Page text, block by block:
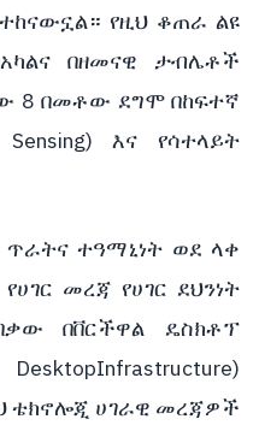
የዚህ ቆጠራ ልዩ
በዘመናዊ ታብሌቶች
8 በመቶው ደግሞ በከፍተኛ
እና የሳተላይት
ጥራትና ተዓማኒነት ወደ ላቀ
መረጃ የሀገር ደህንነት
በቨርችዋል ዴስክቶፕ
ቴክኖሎጂ ሀገራዊ መረጃዎች